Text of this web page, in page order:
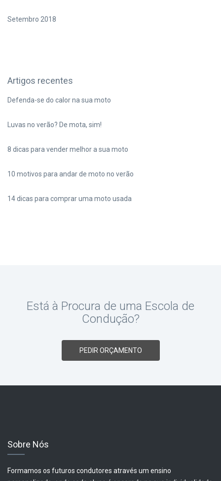
Setembro 2018
Artigos recentes
Defenda-se do calor na sua moto
Luvas no verão? De mota, sim!
8 dicas para vender melhor a sua moto
10 motivos para andar de moto no verão
14 dicas para comprar uma moto usada
Está à Procura de uma Escola de
Condução?
PEDIR ORÇAMENTO
Sobre Nós
Formamos os futuros condutores através um ensino